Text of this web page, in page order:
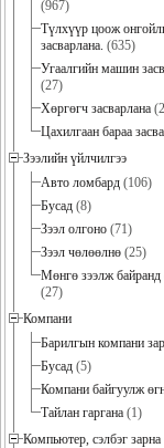
(967)
Түлхүүр цоож
засварлана. (635)
Угаалгийн машин
(27)
Хөргөгч засварлана
Цахилгаан бараа
Зээлийн үйлчилгээ
Авто ломбард (106)
Бусад (8)
Зээл олгоно (71)
Зээл чөлөөлнө (25)
Мөнгө зээлж байранд
(27)
Компани
Барилгын компани
Бусад (5)
Компани байгуулж
Тайлан гаргана (1)
Компьютер, сэлбэг зарна